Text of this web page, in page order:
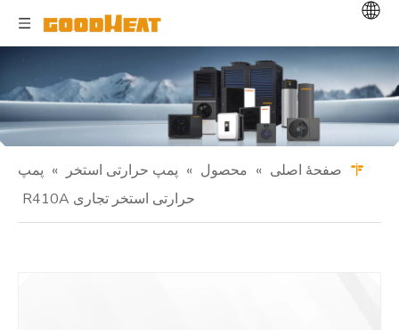
صفحهٔ اصلی » محصول » پمپ حرارتی استخر » پمپ
حرارتی استخر تجاری R410A